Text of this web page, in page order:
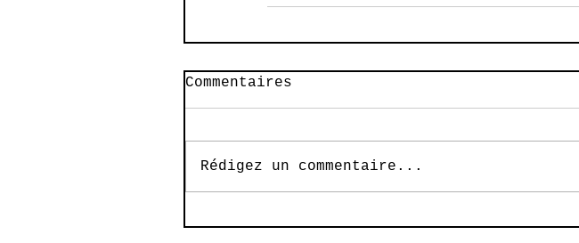
Commentaires
Rédigez un commentaire...